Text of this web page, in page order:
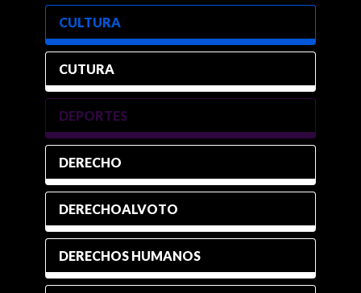
CULTURA
CUTURA
DEPORTES
DERECHO
DERECHOALVOTO
DERECHOS HUMANOS